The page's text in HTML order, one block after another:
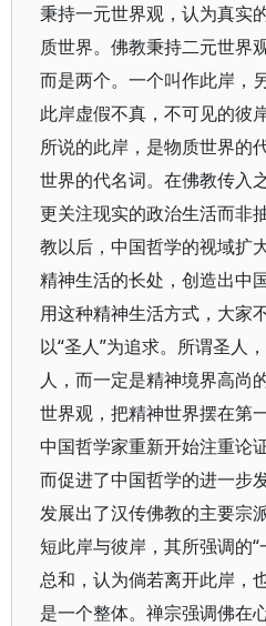
秉持一元世界观，认为真实
质世界。佛教秉持二元世界
而是两个。一个叫作此岸，
此岸虚假不真，不可见的彼
所说的此岸，是物质世界的
世界的代名词。在佛教传入
更关注现实的政治生活而非
教以后，中国哲学的视域扩
精神生活的长处，创造出中
用这种精神生活方式，大家
以“圣人”为追求。所谓圣人
人，而一定是精神境界高尚
世界观，把精神世界摆在第
中国哲学家重新开始注重论
而促进了中国哲学的进一步
发展出了汉传佛教的主要宗
短此岸与彼岸，其所强调的
总和，认为倘若离开此岸，
是一个整体。禅宗强调佛在